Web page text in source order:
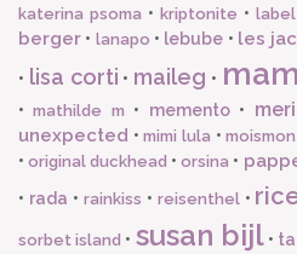
katerina psoma • kriptonite •
berger • lanapo • lebube • les
• lisa corti • maileg •
•mathilde m • memento•
unexpected •mimi lula •
•original duckhead •orsina •
• rada • rainkiss • reisenthel•
sorbet island • susan bijl•